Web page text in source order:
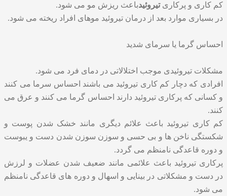
کم کاری و پرکاریتیروئیدباعث ریزش مو می شود.
در بسیاری موارد بعد از درمان تیروئید موهای افراد ریخته می شود.
احساس گرما یا سرمای شدید
مشکلات تیروئیدی موجب اختلالاتی در دمای فرد می شود.
افرادی که دچار کم کاری تیروئید می باشند احساس سرما می کنند
و کسانی که پرکاری تیروئید دارند احساس گرما می کنند و عرق می
کنند.
کم کاری تیروئید باعث علائم دیگری مانند خشک شدن پوست و
شکستگی ناخن ها و بی حسی و سوزن سوزن شدن دست و یبوست
و دوره قاعدگی نامنظم می گردد.
پرکاری تیروئید باعث علائمی مانند ضعیف شدن عضلات و لرزش
در دست و مشکلاتی در بینایی و اسهال و دوره های قاعدگی نامنظم
می شود.